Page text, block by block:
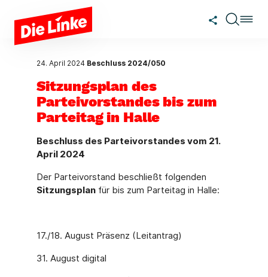
Zum Hauptinhalt springen
24. April 2024 Beschluss 2024/050
Sitzungsplan des
Parteivorstandes bis zum
Parteitag in Halle
Beschluss des Parteivorstandes vom 21.
April 2024
Der Parteivorstand beschließt folgenden
Sitzungsplanfür bis zum Parteitag in Halle:
17./18. August Präsenz (Leitantrag)
31. August digital